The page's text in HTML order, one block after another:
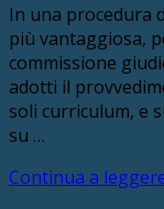
In una procedura
più vantaggiosa,
commissione
adotti il
soli curriculum, e
su …
Continua a